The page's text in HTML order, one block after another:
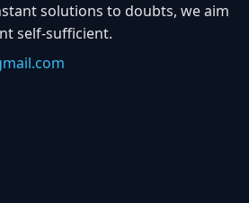
solutions to doubts, we aim
self-sufficient.